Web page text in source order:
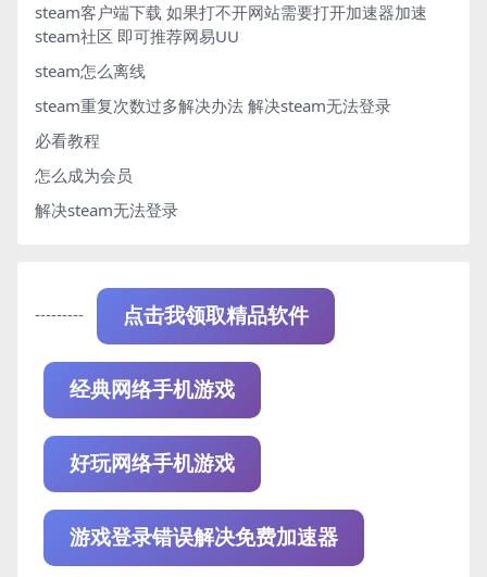
steam客户端下载 如果打不开网站需要打开加速器加速
steam社区 即可推荐网易UU
steam怎么离线
steam重复次数过多解决办法 解决steam无法登录
必看教程
怎么成为会员
解决steam无法登录
--------- 点击我领取精品软件
经典网络手机游戏
好玩网络手机游戏
游戏登录错误解决免费加速器